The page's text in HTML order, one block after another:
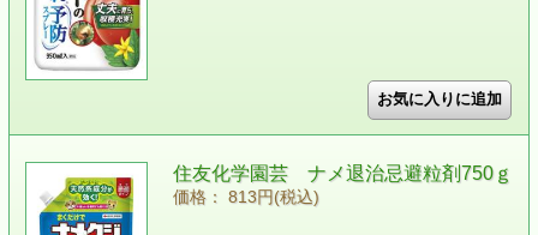
住友化学園芸 ナメ退治忌避粒剤750ｇ
価格： 813円(税込)